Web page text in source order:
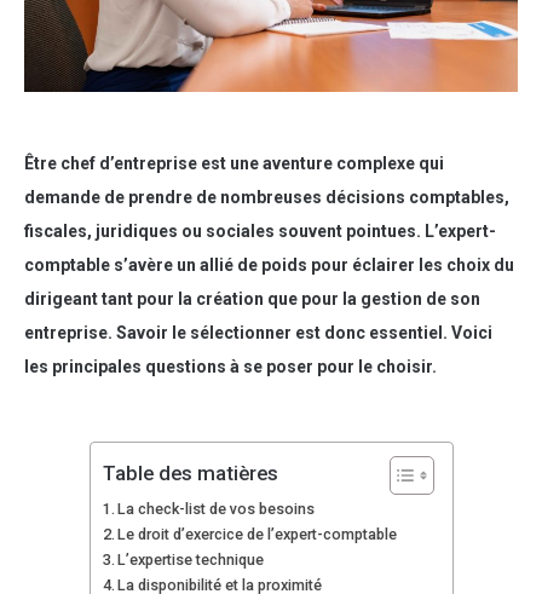
Être chef d’entreprise est une aventure complexe qui
demande de prendre de nombreuses décisions comptables,
fiscales, juridiques ou sociales souvent pointues. L’expert-
comptable s’avère un allié de poids pour éclairer les choix du
dirigeant tant pour la création que pour la gestion de son
entreprise. Savoir le sélectionner est donc essentiel. Voici
les principales questions à se poser pour le choisir.
Table des matières
La check-list de vos besoins
Le droit d’exercice de l’expert-comptable
L’expertise technique
La disponibilité et la proximité